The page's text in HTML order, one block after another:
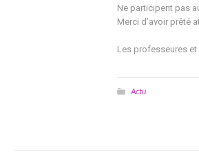
Ne participent pas
Merci d’avoir prêté
Les professeures
Actu